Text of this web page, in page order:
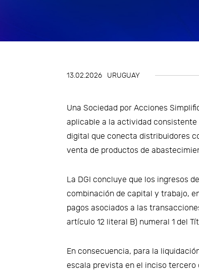
Tecnología y Digitalización del
13.02.2026 URUGUAY
Una Sociedad por Acciones
aplicable a la actividad
digital que conecta distribuidores
venta de productos de
La DGI concluye que los ingresos
combinación de capital y trabajo,
pagos asociados a las
artículo 12 literal B) numeral 1 del
En consecuencia, para la
escala prevista en el inciso tercero